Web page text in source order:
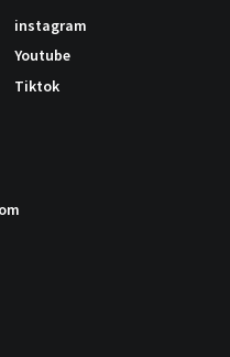
instagram
Youtube
Tiktok